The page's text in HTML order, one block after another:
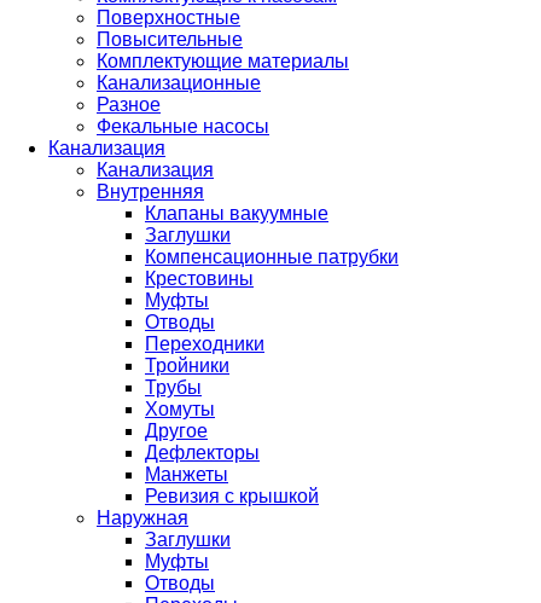
Поверхностные
Повысительные
Комплектующие материалы
Канализационные
Разное
Фекальные насосы
Канализация
Канализация
Внутренняя
Клапаны вакуумные
Заглушки
Компенсационные патрубки
Крестовины
Муфты
Отводы
Переходники
Тройники
Трубы
Хомуты
Другое
Дефлекторы
Манжеты
Ревизия с крышкой
Наружная
Заглушки
Муфты
Отводы